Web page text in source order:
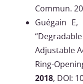
Commun.
Guégain
Adjustable
Ring-
2018, DOI: